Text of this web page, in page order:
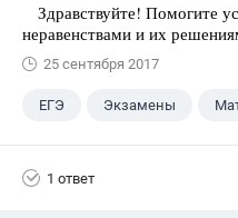
Здравствуйте! Помогите
неравенствами и их
25 сентября 2017
ЕГЭ Экзамены
1 ответ